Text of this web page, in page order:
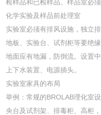
检样品和已检样品。样品室必
化学实验及样品前处理室
实验室必须有排风设施，独立
地板、实验台、试剂柜等要绝
地面应有地漏，防倒流。设置
上下水装置、电源插头。
实验室家具的布局
举例：常规的BROLAB理化室
央台及试剂架、排毒柜、高柜